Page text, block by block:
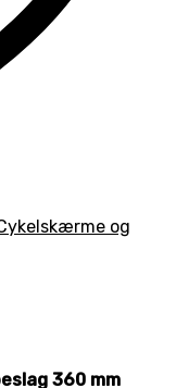
og
360 mm